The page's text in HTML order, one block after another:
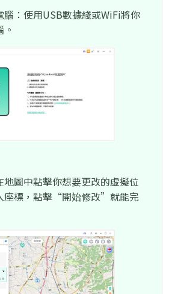
腦：使用USB數據綫或WiFi將你
地圖中點擊你想要更改的虛擬位
座標，點擊“開始修改”就能完